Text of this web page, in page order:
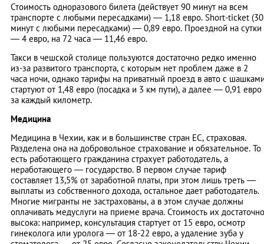
Стоимость одноразового билета (действует 90 минут на всем
транспорте с любыми пересадками) — 1,18 евро. Short-ticket (30
минут с любыми пересадками) — 0,89 евро. Проездной на сутки
— 4 евро, на 72 часа — 11,46 евро.
Такси в чешской столице пользуются достаточно редко именно
из-за развитого транспорта, с которым нет проблем даже в 2
часа ночи, однако тарифы на приватный проезд в авто с
стартуют от 1,48 евро (посадка и 3 км пути), а далее — 0,91 евро
за каждый километр.
Медицина
Медицина в Чехии, как и в большинстве стран ЕС, страховая.
Разделена она на добровольное страхование и обязательное. То
есть работающего гражданина страхует работодатель, а
неработающего — государство. В первом случае тариф
составляет 13,5% от заработной платы, при этом лишь треть —
выплаты из собственного дохода, остальное дает работодатель.
Многие мигранты не застрахованы, а в этом случае должны
оплачивать медуслуги на приеме врача. Стоимость их достаточно
высока: например, консультация стартует от 15 евро, осмотр
гинеколога или уролога — от 18-22 евро, а удаление зуба у